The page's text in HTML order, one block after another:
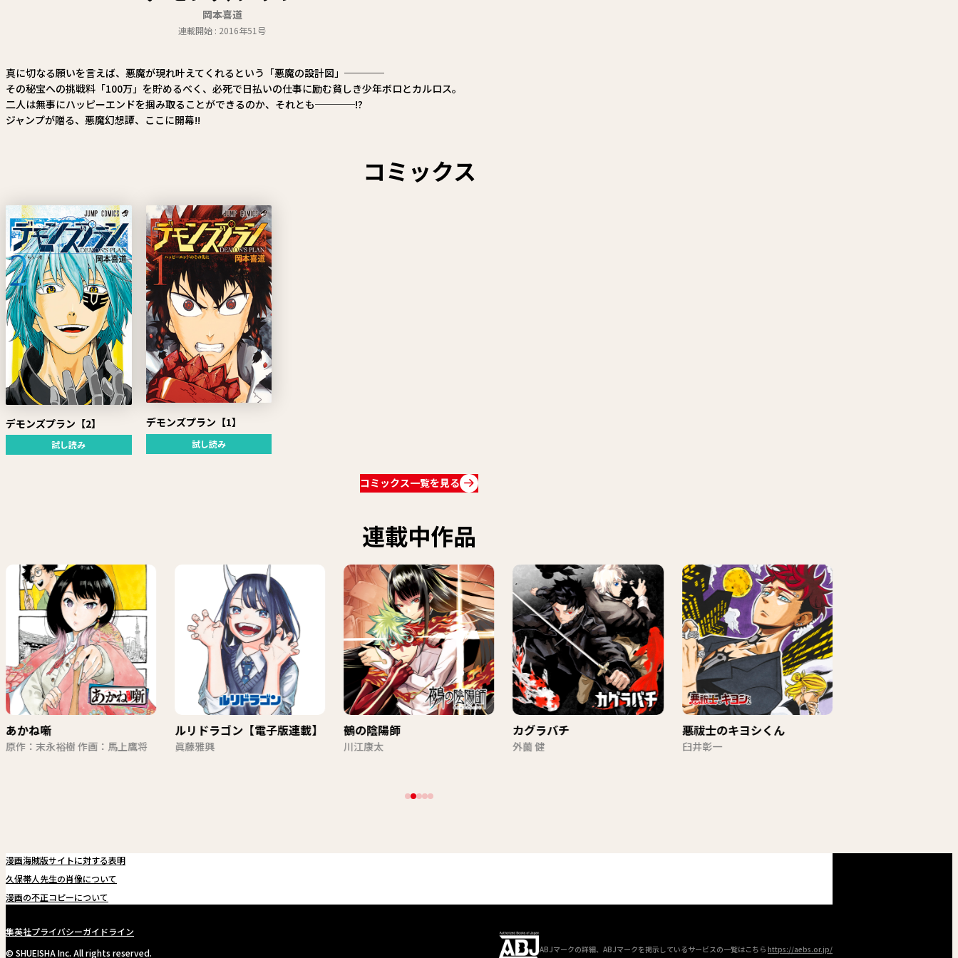
岡本喜道
連載開始 : 2016年51号
真に切なる願いを言えば、悪魔が現れ叶えてくれるという「悪魔の設計図」────
その秘宝への挑戦料「100万」を貯めるべく、必死で日払いの仕事に励む貧しき少年ボロとカルロス。
二人は無事にハッピーエンドを掴み取ることができるのか、それとも────!?
ジャンプが贈る、悪魔幻想譚、ここに開幕!!
コミックス
デモンズプラン【2】
試し読み
デモンズプラン【1】
試し読み
コミックス一覧を見る
連載中作品
あかね噺
原作：末永裕樹 作画：馬上鷹将
ルリドラゴン【電子版連載】
眞藤雅興
鵺の陰陽師
川江康太
カグラバチ
外薗 健
悪祓士のキヨシくん
臼井彰一
漫画海賊版サイトに対する表明
久保帯人先生の肖像について
漫画の不正コピーについて
集英社プライバシーガイドライン
© SHUEISHA Inc. All rights reserved.
ABJマークの詳細、ABJマークを掲示しているサービスの一覧はこちら https://aebs.or.jp/